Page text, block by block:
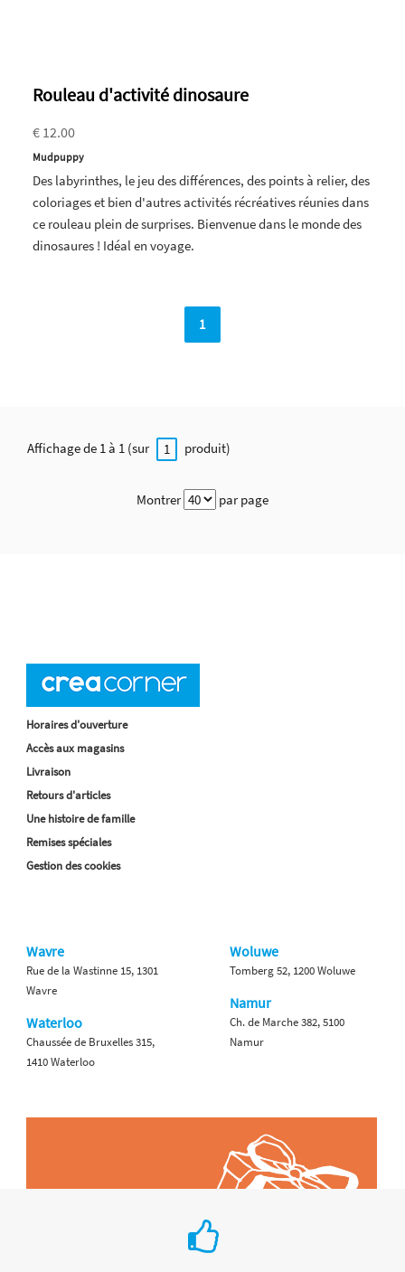
Rouleau d'activité dinosaure
€ 12.00
Mudpuppy
Des labyrinthes, le jeu des différences, des points à relier, des
coloriages et bien d'autres activités récréatives réunies dans
ce rouleau plein de surprises. Bienvenue dans le monde des
dinosaures ! Idéal en voyage.
1
Affichage de 1 à 1 (sur 1 produit)
Montrer par page
Horaires d'ouverture
Accès aux magasins
Livraison
Retours d'articles
Une histoire de famille
Remises spéciales
Gestion des cookies
Wavre
Rue de la Wastinne 15, 1301
Wavre
Waterloo
Chaussée de Bruxelles 315,
1410 Waterloo
Woluwe
Tomberg 52, 1200 Woluwe
Namur
Ch. de Marche 382, 5100
Namur